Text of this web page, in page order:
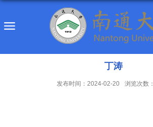
丁涛
发布时间：2024-02-20 浏览次数：